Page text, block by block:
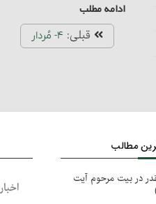
ادامه مطلب
قبلی: ۴- مُردار
مطالب
در بیت مرحوم آیت
اخبار